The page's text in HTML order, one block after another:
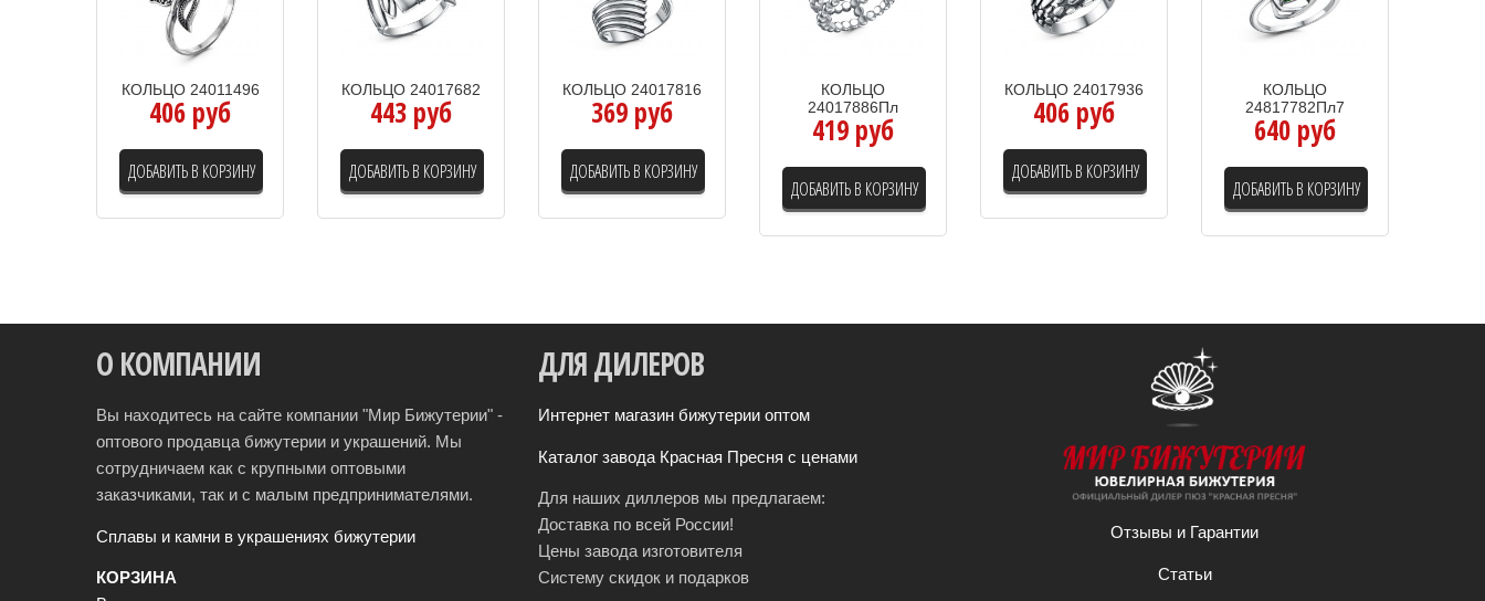
КОЛЬЦО 24011496
406 руб
ДОБАВИТЬ В КОРЗИНУ
КОЛЬЦО 24017682
443 руб
ДОБАВИТЬ В КОРЗИНУ
КОЛЬЦО 24017816
369 руб
ДОБАВИТЬ В КОРЗИНУ
КОЛЬЦО
24017886Пл
419 руб
ДОБАВИТЬ В КОРЗИНУ
КОЛЬЦО 24017936
406 руб
ДОБАВИТЬ В КОРЗИНУ
КОЛЬЦО
24817782Пл7
640 руб
ДОБАВИТЬ В КОРЗИНУ
О КОМПАНИИ
Вы находитесь на сайте компании "Мир Бижутерии" -
оптового продавца бижутерии и украшений. Мы
сотрудничаем как с крупными оптовыми
заказчиками, так и с малым предпринимателями.
Сплавы и камни в украшениях бижутерии
КОРЗИНА
ДЛЯДИЛЕРОВ
Интернет магазин бижутерии оптом
Каталог завода Красная Пресня с ценами
Для наших диллеров мы предлагаем:
Доставка по всей России!
Цены завода изготовителя
Систему скидок и подарков
Отзывы и Гарантии
Статьи